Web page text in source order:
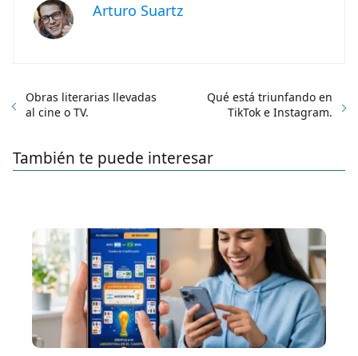
Arturo Suartz
Obras literarias llevadas
al cine o TV.
Qué está triunfando en
TikTok e Instagram.
También te puede interesar